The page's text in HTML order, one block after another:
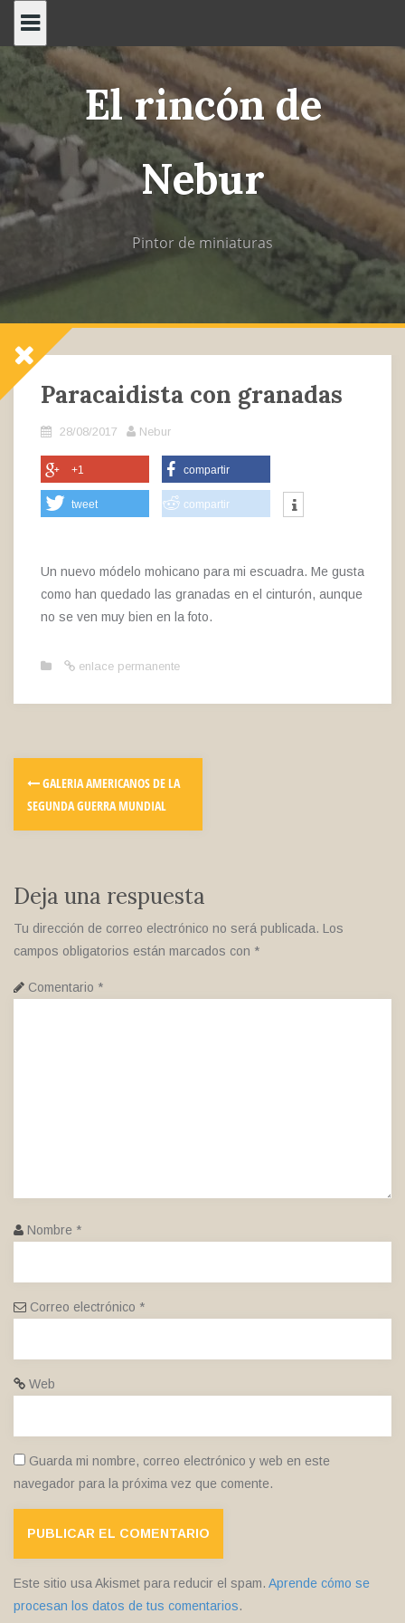
contenido
El rincón de
Nebur
Pintor de miniaturas
Paracaidista con granadas
28/08/2017 Nebur
+1 compartir
tweet compartir
Un nuevo módelo mohicano para mi escuadra. Me gusta
como han quedado las granadas en el cinturón, aunque
no se ven muy bien en la foto.
enlace permanente
GALERIA AMERICANOS DE LA
SEGUNDA GUERRA MUNDIAL
Deja una respuesta
Tu dirección de correo electrónico no será publicada. Los
campos obligatorios están marcados con *
Comentario *
Nombre *
Correo electrónico *
Web
Guarda mi nombre, correo electrónico y web en este
navegador para la próxima vez que comente.
Este sitio usa Akismet para reducir el spam. Aprende cómo se
procesan los datos de tus comentarios.